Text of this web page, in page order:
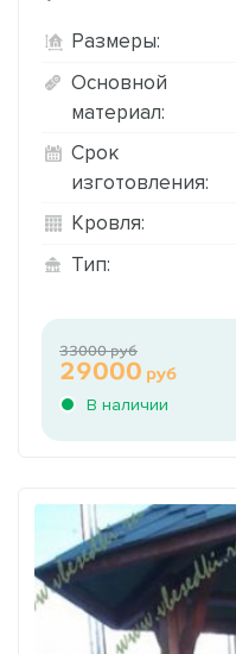
Размеры:
Основной
материал:
Срок
изготовления:
Кровля:
Тип:
В наличии
29000 руб
33000 руб